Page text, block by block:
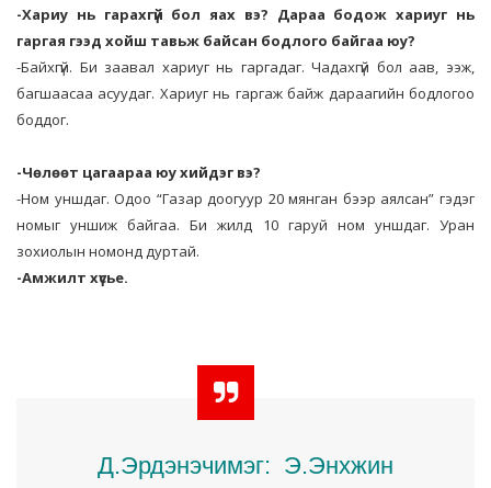
-Хариу нь гарахгүй бол яах вэ? Дараа бодож хариуг нь
гаргая гээд хойш тавьж байсан бодлого байгаа юу?
-Байхгүй. Би заавал хариуг нь гаргадаг. Чадахгүй бол аав, ээж,
багшаасаа асуудаг. Хариуг нь гаргаж байж дараагийн бодлогоо
боддог.
-Чөлөөт цагаараа юу хийдэг вэ?
-Ном уншдаг. Одоо “Газар доогуур 20 мянган бээр аялсан” гэдэг
номыг уншиж байгаа. Би жилд 10 гаруй ном уншдаг. Уран
зохиолын номонд дуртай.
-Амжилт хүсье.
Д.Эрдэнэчимэг: Э.Энхжин